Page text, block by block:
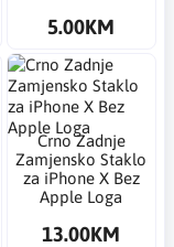
5.00KM
Crno Zadnje
Zamjensko Staklo
za iPhone X Bez
Apple Loga
13.00KM